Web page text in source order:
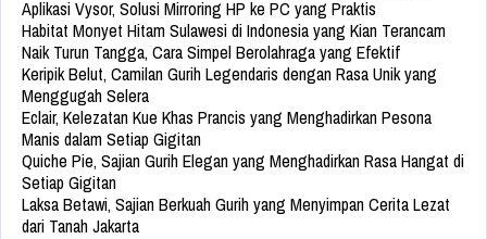
Aplikasi Vysor, Solusi Mirroring HP ke PC yang Praktis
Habitat Monyet Hitam Sulawesi di Indonesia yang Kian Terancam
Naik Turun Tangga, Cara Simpel Berolahraga yang Efektif
Keripik Belut, Camilan Gurih Legendaris dengan Rasa Unik yang
Menggugah Selera
Eclair, Kelezatan Kue Khas Prancis yang Menghadirkan Pesona
Manis dalam Setiap Gigitan
Quiche Pie, Sajian Gurih Elegan yang Menghadirkan Rasa Hangat di
Setiap Gigitan
Laksa Betawi, Sajian Berkuah Gurih yang Menyimpan Cerita Lezat
dari Tanah Jakarta